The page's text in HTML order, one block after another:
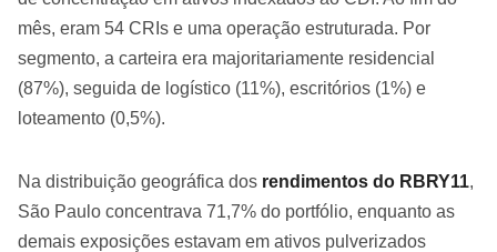
mês, eram 54 CRIs e uma operação estruturada. Por
segmento, a carteira era majoritariamente residencial
(87%), seguida de logístico (11%), escritórios (1%) e
loteamento (0,5%).
Na distribuição geográfica dos rendimentos do RBRY11,
São Paulo concentrava 71,7% do portfólio, enquanto as
demais exposições estavam em ativos pulverizados